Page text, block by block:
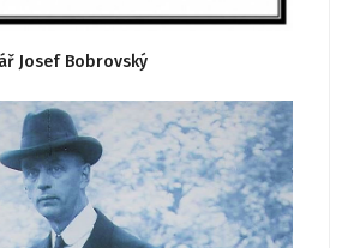
Josef Bobrovský